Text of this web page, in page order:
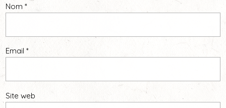
Nom*
Email*
Site web